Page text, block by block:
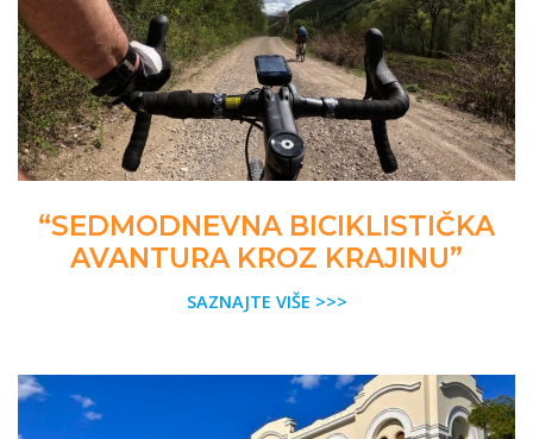
“SEDMODNEVNA BICIKLISTIČKA
AVANTURA KROZ KRAJINU”
SAZNAJTE VIŠE >>>